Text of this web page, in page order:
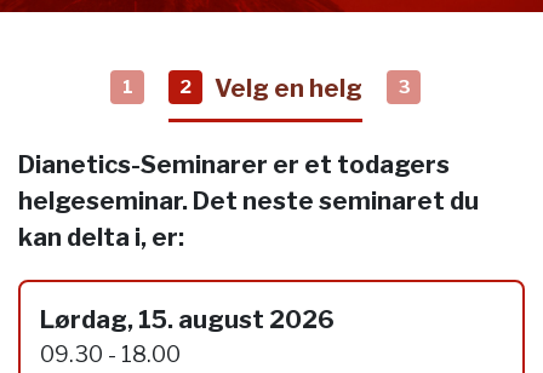
1 2 Velg en helg 3
Dianetics-Seminarer er et todagers
helgeseminar. Det neste seminaret du
kan delta i, er:
Lørdag, 15. august 2026
09.30 - 18.00